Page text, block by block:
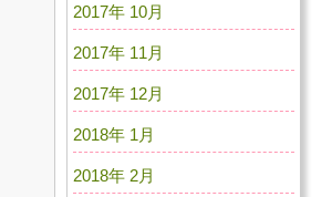
2017年 10月
2017年 11月
2017年 12月
2018年 1月
2018年 2月